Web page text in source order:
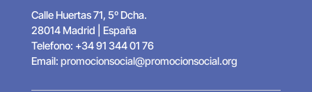
Calle Huertas 71, 5º Dcha.
28014 Madrid | España
Telefono: +34 91 344 01 76
Email: promocionsocial@promocionsocial.org